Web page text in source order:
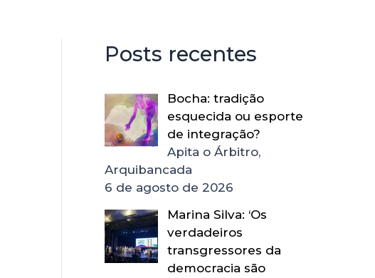
Posts recentes
Bocha: tradição
esquecida ou esporte
de integração?
Apita o Árbitro,
Arquibancada
6 de agosto de 2026
Marina Silva: ‘Os
verdadeiros
transgressores da
democracia são